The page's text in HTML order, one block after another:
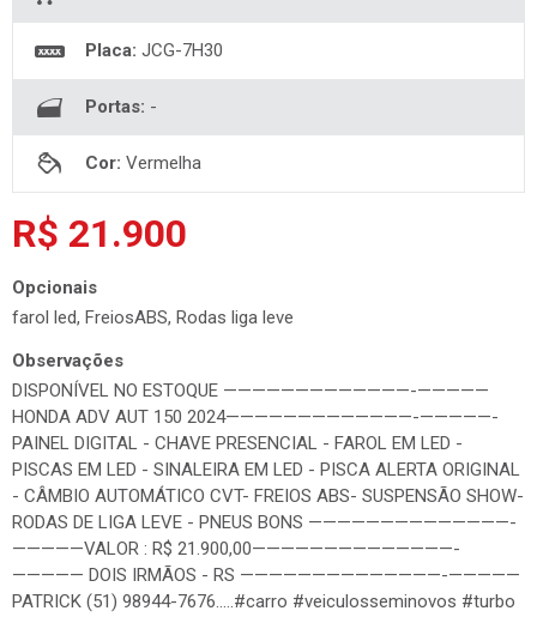
Placa:JCG-7H30
Portas:-
Cor:Vermelha
R$ 21.900
farol led, FreiosABS, Rodas liga leve
DISPONÍVEL NO ESTOQUE —————————————-—————
HONDA ADV AUT 150 2024—————————————-—————-
PAINEL DIGITAL - CHAVE PRESENCIAL - FAROL EM LED -
PISCAS EM LED - SINALEIRA EM LED - PISCA ALERTA ORIGINAL
- CÂMBIO AUTOMÁTICO CVT- FREIOS ABS- SUSPENSÃO SHOW-
RODAS DE LIGA LEVE - PNEUS BONS ——————————————-
—————VALOR : R$ 21.900,00——————————————-
————— DOIS IRMÃOS - RS ——————————————-—————
PATRICK (51) 98944-7676.....#carro #veiculosseminovos #turbo
#meucarronovo #webmotors #icarros #automovel #olx